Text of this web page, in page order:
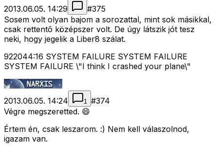
2013.06.05. 14:29 #375
Sosem volt olyan bajom a sorozattal, mint sok másikkal,
csak rettentõ középszer volt. De úgy látszik jót tesz
neki, hogy jegelik a Liber8 szálat.
922044:16 SYSTEM FAILURE SYSTEM FAILURE
SYSTEM FAILURE \"I think I crashed your plane\"
2013.06.05. 14:24 1 #374
Végre megszeretted. 😄
Értem én, csak leszarom. :) Nem kell válaszolnod,
igazam van.